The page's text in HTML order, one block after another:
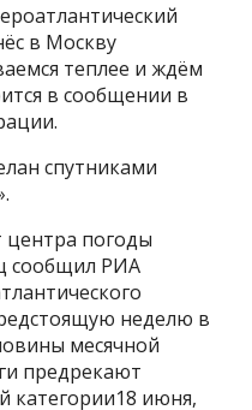
в Москву
теплее и ждём
в сообщении в
спутниками
центра погоды
сообщил РИА
неделю в
месячной
предрекают
категории18 июня,